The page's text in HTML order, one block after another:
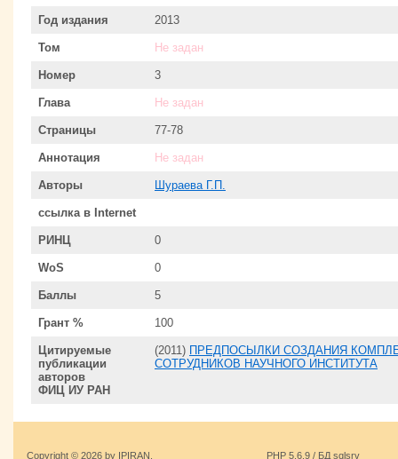
Год издания 2013
Том Не задан
Номер 3
Глава Не задан
Страницы 77-78
Аннотация Не задан
Авторы Шураева Г.П.
ссылка в Internet
РИНЦ 0
WoS 0
Баллы 5
Грант % 100
Цитируемые
публикации
авторов
ФИЦ ИУ РАН
(2011) ПРЕДПОСЫЛКИ СОЗДАНИЯ
СОТРУДНИКОВ НАУЧНОГО ИНСТИТУТА
Copyright © 2026 by IPIRAN.
PHP 5.6.9 / БД sqlsrv